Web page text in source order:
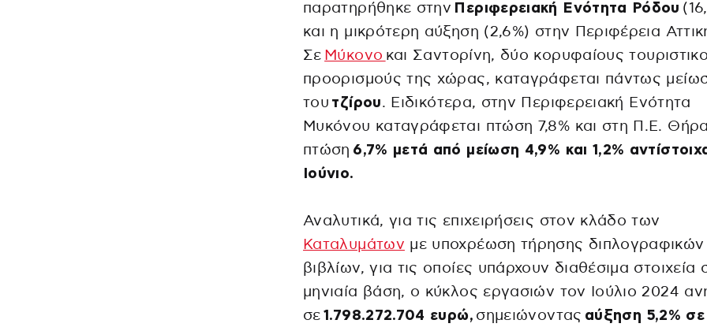
παρατηρήθηκε στην Περιφερειακή Ενότητα Ρόδου
και η μικρότερη αύξηση (2,6%) στην Περιφέρεια
Σε Μύκονο και Σαντορίνη, δύο κορυφαίους
προορισμούς της χώρας, καταγράφεται πάντως
του τζίρου. Ειδικότερα, στην Περιφερειακή Ενότητα
Μυκόνου καταγράφεται πτώση 7,8% και στη Π.Ε.
πτώση 6,7% μετά από μείωση 4,9% και 1,2%
Ιούνιο.
Αναλυτικά, για τις επιχειρήσεις στον κλάδο των
Καταλυμάτων με υποχρέωση τήρησης διπλογραφικών
βιβλίων, για τις οποίες υπάρχουν διαθέσιμα στοιχεία
μηνιαία βάση, ο κύκλος εργασιών τον Ιούλιο 2024
σε 1.798.272.704 ευρώ, σημειώνοντας αύξηση 5,2% σε